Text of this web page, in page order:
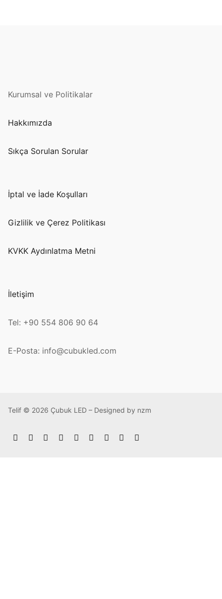
Kurumsal ve Politikalar
Hakkımızda
Sıkça Sorulan Sorular
İptal ve İade Koşulları
Gizlilik ve Çerez Politikası
KVKK Aydınlatma Metni
İletişim
Tel: +90 554 806 90 64
E-Posta: info@cubukled.com
Telif © 2026 Çubuk LED – Designed by nzm